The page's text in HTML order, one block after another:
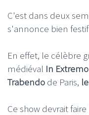
C'est dans deux
s'annonce bien
En effet, le célèbre
médiéval In Extremo
Trabendo de Paris,
Ce show devrait